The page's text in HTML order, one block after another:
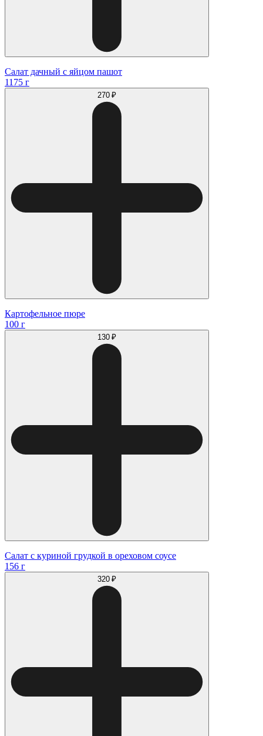
Салат дачный с яйцом пашот
1175 г
270 ₽
Картофельное пюре
100 г
130 ₽
Салат с куриной грудкой в ореховом соусе
156 г
320 ₽